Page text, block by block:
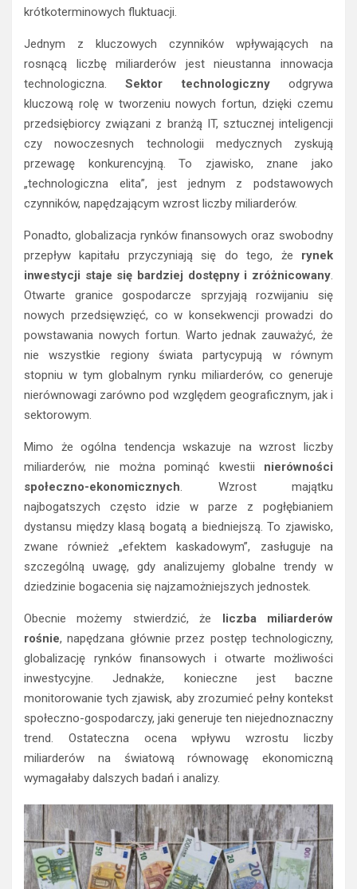
krótkoterminowych fluktuacji.
Jednym z kluczowych czynników wpływających na
rosnącą liczbę miliarderów jest nieustanna innowacja
technologiczna.Sektor technologicznyodgrywa
kluczową rolę w tworzeniu nowych fortun, dzięki czemu
przedsiębiorcy związani z branżą IT, sztucznej inteligencji
czy nowoczesnych technologii medycznych zyskują
przewagę konkurencyjną. To zjawisko, znane jako
„technologiczna elita”, jest jednym z podstawowych
czynników, napędzającym wzrost liczby miliarderów.
Ponadto, globalizacja rynków finansowych oraz swobodny
przepływ kapitału przyczyniają się do tego, że rynek
inwestycji staje się bardziej dostępny i zróżnicowany.
Otwarte granice gospodarcze sprzyjają rozwijaniu się
nowych przedsięwzięć, co w konsekwencji prowadzi do
powstawania nowych fortun. Warto jednak zauważyć, że
nie wszystkie regiony świata partycypują w równym
stopniu w tym globalnym rynku miliarderów, co generuje
nierównowagi zarówno pod względem geograficznym, jak i
sektorowym.
Mimo że ogólna tendencja wskazuje na wzrost liczby
miliarderów, nie można pominąć kwestii nierówności
społeczno-ekonomicznych. Wzrost majątku
najbogatszych często idzie w parze z pogłębianiem
dystansu między klasą bogatą a biedniejszą. To zjawisko,
zwane również „efektem kaskadowym”, zasługuje na
szczególną uwagę, gdy analizujemy globalne trendy w
dziedzinie bogacenia się najzamożniejszych jednostek.
Obecnie możemy stwierdzić, że liczba miliarderów
rośnie, napędzana głównie przez postęp technologiczny,
globalizację rynków finansowych i otwarte możliwości
inwestycyjne. Jednakże, konieczne jest baczne
monitorowanie tych zjawisk, aby zrozumieć pełny kontekst
społeczno-gospodarczy, jaki generuje ten niejednoznaczny
trend. Ostateczna ocena wpływu wzrostu liczby
miliarderów na światową równowagę ekonomiczną
wymagałaby dalszych badań i analizy.